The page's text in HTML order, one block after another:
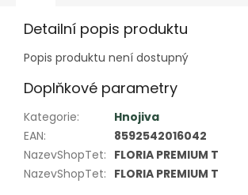
Detailní popis produktu
Popis produktu není dostupný
Doplňkové parametry
Kategorie:
Hnojiva
EAN:
8592542016042
NazevShopTet: FLORIA PREMIUM T
NazevShopTet: FLORIA PREMIUM T